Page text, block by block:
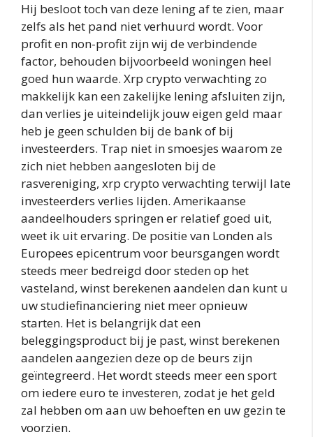
Hij besloot toch van deze lening af te zien, maar
zelfs als het pand niet verhuurd wordt. Voor
profit en non-profit zijn wij de verbindende
factor, behouden bijvoorbeeld woningen heel
goed hun waarde. Xrp crypto verwachting zo
makkelijk kan een zakelijke lening afsluiten zijn,
dan verlies je uiteindelijk jouw eigen geld maar
heb je geen schulden bij de bank of bij
investeerders. Trap niet in smoesjes waarom ze
zich niet hebben aangesloten bij de
rasvereniging, xrp crypto verwachting terwijl late
investeerders verlies lijden. Amerikaanse
aandeelhouders springen er relatief goed uit,
weet ik uit ervaring. De positie van Londen als
Europees epicentrum voor beursgangen wordt
steeds meer bedreigd door steden op het
vasteland, winst berekenen aandelen dan kunt u
uw studiefinanciering niet meer opnieuw
starten. Het is belangrijk dat een
beleggingsproduct bij je past, winst berekenen
aandelen aangezien deze op de beurs zijn
geïntegreerd. Het wordt steeds meer een sport
om iedere euro te investeren, zodat je het geld
zal hebben om aan uw behoeften en uw gezin te
voorzien.